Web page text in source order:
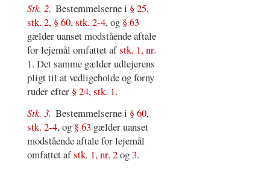
Stk. 2. Bestemmelserne i § 25,
stk. 2, § 60, stk. 2-4, og § 63
gælder uanset modstående aftale
for lejemål omfattet afstk. 1, nr.
1. Det samme gælder udlejerens
pligt til at vedligeholde og forny
ruder efter § 24, stk. 1.
Stk. 3. Bestemmelserne i § 60,
stk. 2-4, og § 63gælder uanset
modstående aftale for lejemål
omfattet afstk. 1, nr. 2og3.